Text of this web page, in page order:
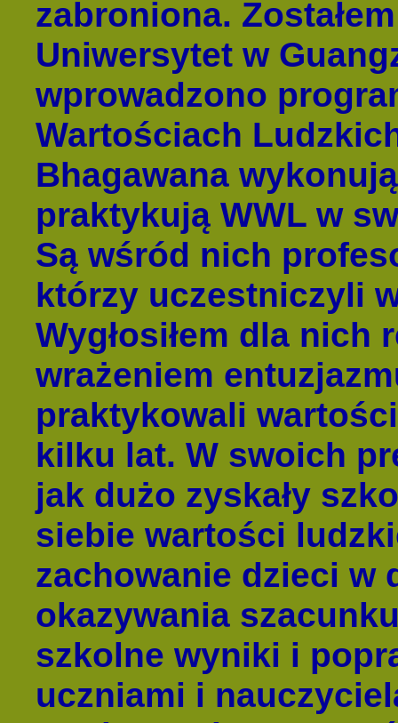
zabroniona.
Uniwersytet w
wprowadzono
Wartościach
Bhagawana
praktykują WWL w
Są wśród nich
którzy uczestniczyli
Wygłosiłem dla nich
wrażeniem
praktykowali
kilku lat. W swoich
jak dużo zyskały
siebie wartości
zachowanie dzieci w
okazywania
szkolne wyniki i
uczniami i